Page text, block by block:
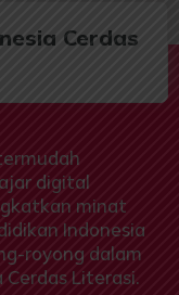
Cerdas
digital
minat
Indonesia
royong dalam
Cerdas Literasi.